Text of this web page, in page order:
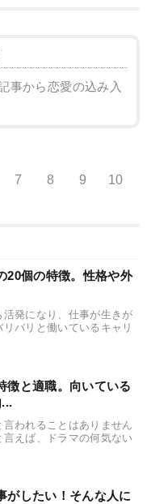
事から恋愛の込み入
7 8 9 10
20個の特徴。性格や外
発になり、仕事が生きが
バリと働いているキャリ
徴と適職。向いている
言われることはありません
えば、ドラマの何気ない
がしたい！そんな人に